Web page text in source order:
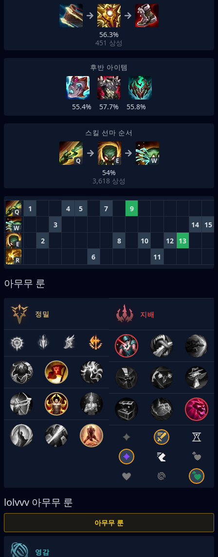
56.3%
451 상성
후반 아이템
55.4% 57.7% 55.8%
스킬 선마 순서
Q E W
54%
3,618 상성
Q 1 4 5 7 9
W 3 14 15
E 2 8 10 12 13
R 6 11
아무무 룬
정밀 지배
lolvvv 아무무 룬
아무무 룬
영감